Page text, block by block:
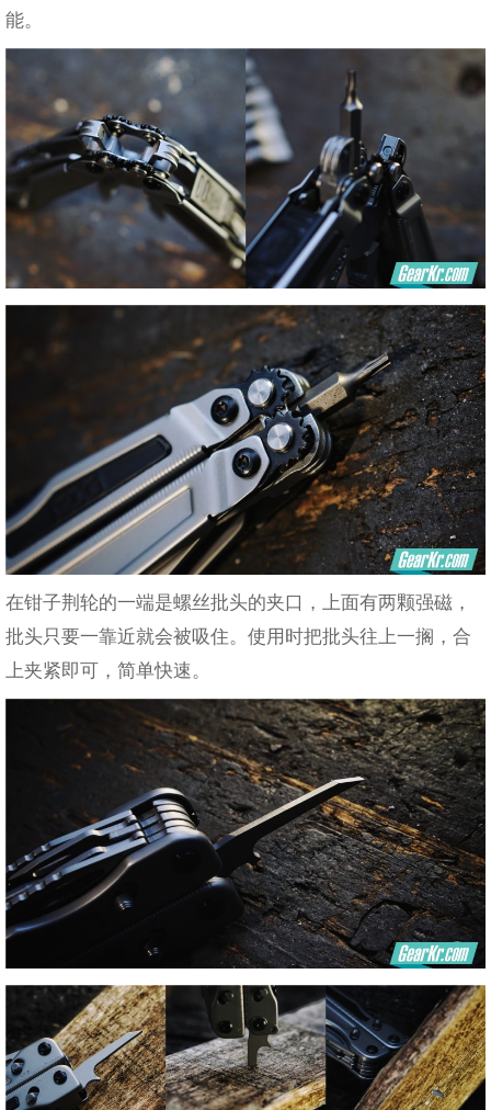
能。
在钳子荆轮的一端是螺丝批头的夹口，上面有两颗强磁，
批头只要一靠近就会被吸住。使用时把批头往上一搁，合
上夹紧即可，简单快速。